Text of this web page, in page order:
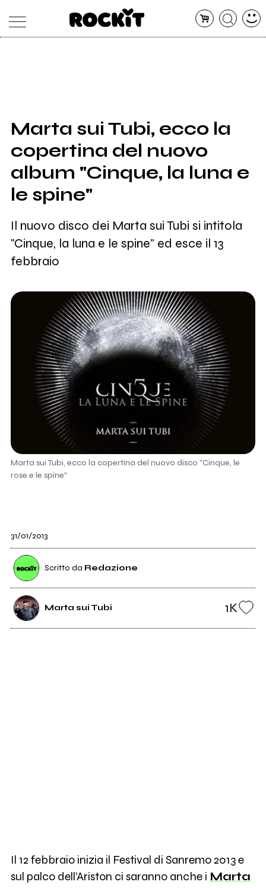
SHOP
RADIO
Marta sui Tubi, ecco la
copertina del nuovo
album "Cinque, la luna e
le spine"
Il nuovo disco dei Marta sui Tubi si intitola
"Cinque, la luna e le spine" ed esce il 13
febbraio
Marta sui Tubi, ecco la copertina del nuovo disco "Cinque, le
rose e le spine"
31/01/2013
Scritto da Redazione
Marta sui Tubi 1K
Il 12 febbraio inizia il Festival di Sanremo 2013 e
sul palco dell'Ariston ci saranno anche i Marta